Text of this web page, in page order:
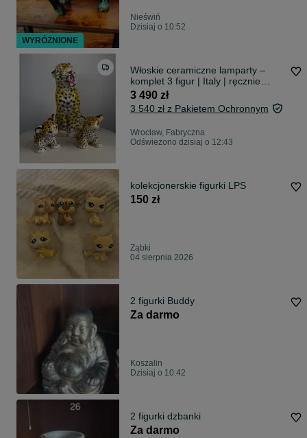
Nieświń
Dzisiaj o 10:52
Włoskie ceramiczne lamparty –
komplet 3 figur | Italy | ręcznie
malowane | vintage
3 490 zł
3 540 zł z Pakietem Ochronnym
Wrocław, Fabryczna
Odświeżono dzisiaj o 12:43
kolekcjonerskie figurki LPS
150 zł
Ząbki
04 sierpnia 2026
2 figurki Buddy
Za darmo
Koszalin
Dzisiaj o 10:42
2 figurki dzbanki
Za darmo
WYRÓŻNIONE